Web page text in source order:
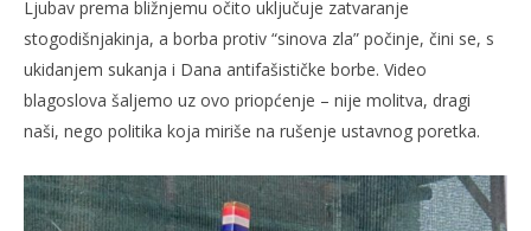
Ljubav prema bližnjemu očito uključuje zatvaranje
stogodišnjakinja, a borba protiv “sinova zla” počinje, čini se, s
ukidanjem sukanja i Dana antifašističke borbe. Video
blagoslova šaljemo uz ovo priopćenje – nije molitva, dragi
naši, nego politika koja miriše na rušenje ustavnog poretka.